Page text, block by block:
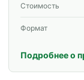
Стоимость
Формат
Подробнее о